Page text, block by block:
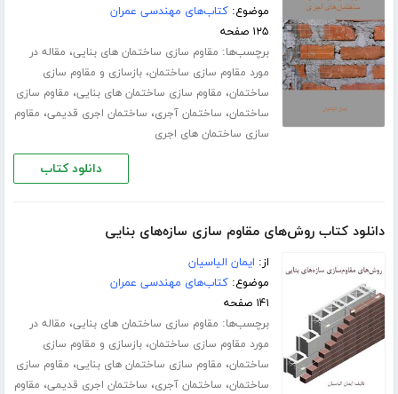
موضوع:کتاب‌های مهندسی عمران
۱۲۵ صفحه
برچسب‌ها: مقاوم سازی ساختمان های بنایی، مقاله در
مورد مقاوم سازی ساختمان،بازسازی و مقاوم سازی
ساختمان، مقاوم سازی ساختمان های بنایی، مقاوم سازی
ساختمان، ساختمان آجری، ساختمان اجری قدیمی، مقاوم
سازی ساختمان های اجری
دانلود کتاب
دانلود کتاب روش‌های مقاوم سازی سازه‌های بنایی
از: ایمان الیاسیان
موضوع:کتاب‌های مهندسی عمران
۱۴۱ صفحه
برچسب‌ها: مقاوم سازی ساختمان های بنایی، مقاله در
مورد مقاوم سازی ساختمان،بازسازی و مقاوم سازی
ساختمان، مقاوم سازی ساختمان های بنایی، مقاوم سازی
ساختمان، ساختمان آجری، ساختمان اجری قدیمی، مقاوم